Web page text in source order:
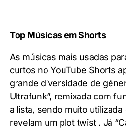
Top Músicas em Shorts
As músicas mais usadas
curtos no YouTube Shorts
grande diversidade de
Ultrafunk”, remixada com
a lista, sendo muito
revelam um plot twist . Já